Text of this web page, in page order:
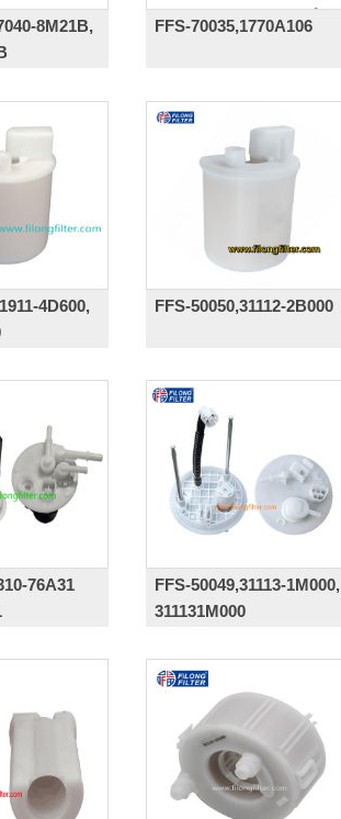
8M21B,
FFS-70035,1770A106
4D600,
FFS-50050,31112-2B000
76A31
FFS-50049,31113-1M000,
311131M000